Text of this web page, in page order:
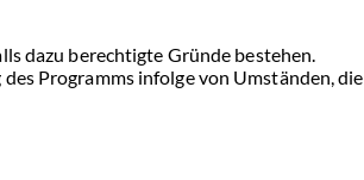
dazu berechtigte Gründe bestehen.
Programms infolge von Umständen, die